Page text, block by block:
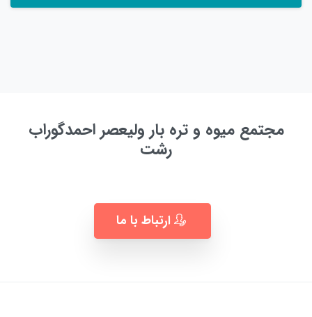
مجتمع میوه و تره بار ولیعصر احمدگوراب
رشت
ارتباط با ما